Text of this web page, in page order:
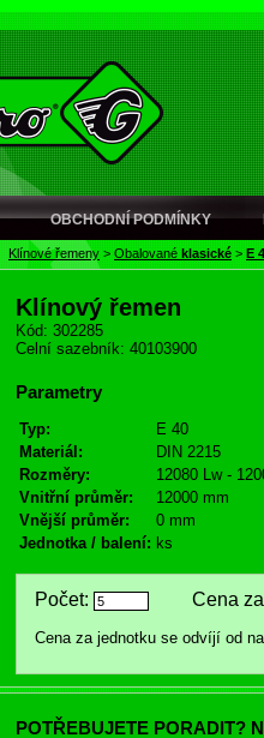
OBCHODNÍ PODMÍNKY
Klínové řemeny > Obalované klasické > E
Klínový řemen
Kód: 302285
Celní sazebník: 40103900
Parametry
Typ:
E 40
Materiál:
DIN 2215
Rozměry:
12080 Lw -
Vnitřní průměr:
12000 mm
Vnější průměr:
0 mm
Jednotka / balení: ks
Počet: Cena za
Cena za jednotku se odvíjí od
POTŘEBUJETE PORADIT?